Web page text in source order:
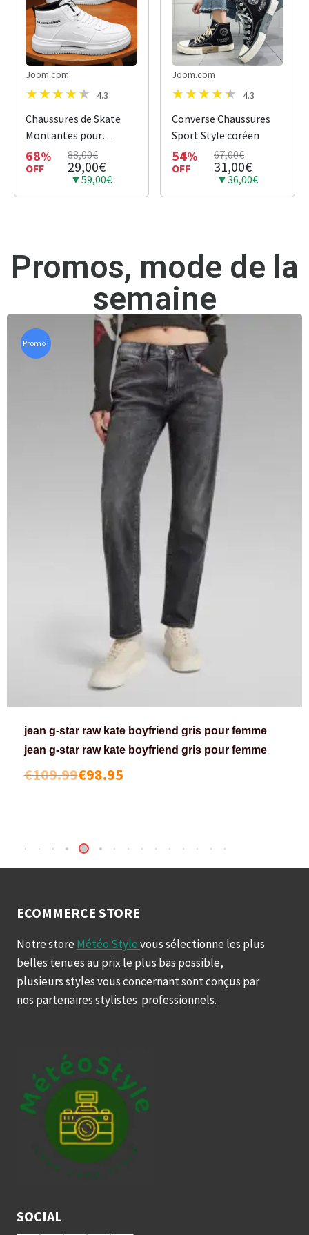
Joom.com
4.3
Chaussures de Skate
Montantes pour
Hommes Confortables
68%
OFF
88,00€
29,00€
▼59,00€
Joom.com
4.3
Converse Chaussures
Sport Style coréen
54%
OFF
67,00€
31,00€
▼36,00€
Promos, mode de la
semaine
Promo !
jean g-star raw kate boyfriend gris pour femme
jean g-star raw kate boyfriend gris pour femme
€109.99€98.95
ECOMMERCE STORE
Notre store Météo Stylevous sélectionne les plus
belles tenues au prix le plus bas possible,
plusieurs styles vous concernant sont conçus par
nos partenaires stylistes professionnels.
SOCIAL